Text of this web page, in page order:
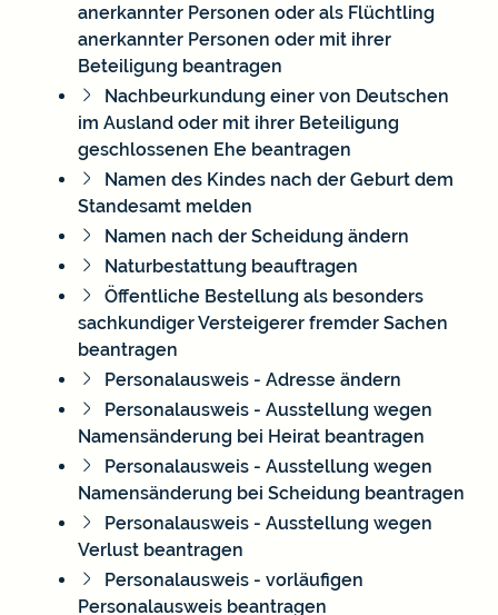
anerkannter Personen oder als Flüchtling
anerkannter Personen oder mit ihrer
Beteiligung beantragen
Nachbeurkundung einer von Deutschen
im Ausland oder mit ihrer Beteiligung
geschlossenen Ehe beantragen
Namen des Kindes nach der Geburt dem
Standesamt melden
Namen nach der Scheidung ändern
Naturbestattung beauftragen
Öffentliche Bestellung als besonders
sachkundiger Versteigerer fremder Sachen
beantragen
Personalausweis - Adresse ändern
Personalausweis - Ausstellung wegen
Namensänderung bei Heirat beantragen
Personalausweis - Ausstellung wegen
Namensänderung bei Scheidung beantragen
Personalausweis - Ausstellung wegen
Verlust beantragen
Personalausweis - vorläufigen
Personalausweis beantragen